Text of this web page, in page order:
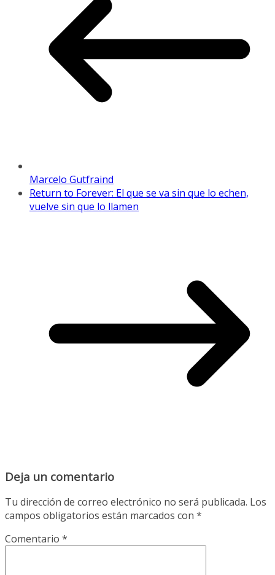
Marcelo Gutfraind
Return to Forever: El que se va sin que lo echen,
vuelve sin que lo llamen
Deja un comentario
Tu dirección de correo electrónico no será publicada. Los
campos obligatorios están marcados con *
Comentario *